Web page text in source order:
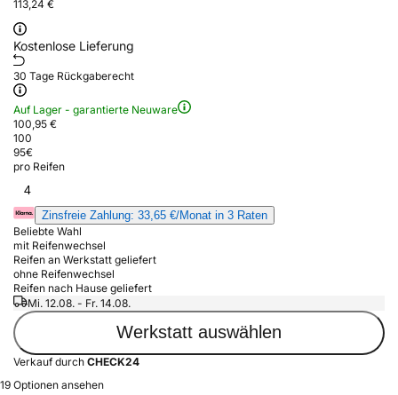
113,24 €
Kostenlose Lieferung
30 Tage Rückgaberecht
Auf Lager - garantierte Neuware
100,95 €
100
95€
pro Reifen
4
Zinsfreie Zahlung: 33,65 €/Monat in 3 Raten
Beliebte Wahl
mit Reifenwechsel
Reifen an Werkstatt geliefert
ohne Reifenwechsel
Reifen nach Hause geliefert
Mi. 12.08. - Fr. 14.08.
Werkstatt auswählen
Verkauf durch CHECK24
19 Optionen ansehen